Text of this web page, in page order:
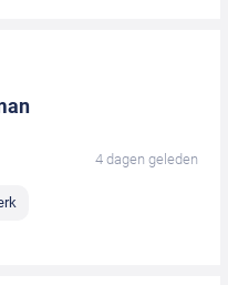
4 dagen geleden